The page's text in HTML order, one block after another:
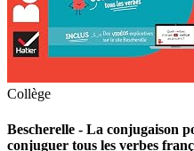
Collège
Bescherelle - La conjugaison
conjuguer tous les verbes